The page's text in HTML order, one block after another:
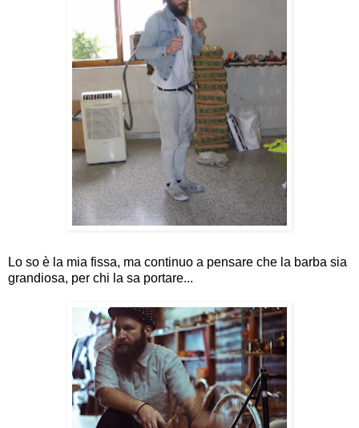
Lo so è la mia fissa, ma continuo a pensare che la barba sia
grandiosa, per chi la sa portare...